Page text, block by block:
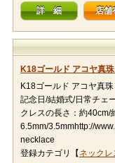
詳 細 店舗
K18ゴールド アコヤ真
K18ゴールド アコヤ真
記念日/結婚式/日常チェ
クレスの長さ：約40cm/
6.5mm/3.5mmhttp://
necklace
登録カテゴリ【 ネックレ